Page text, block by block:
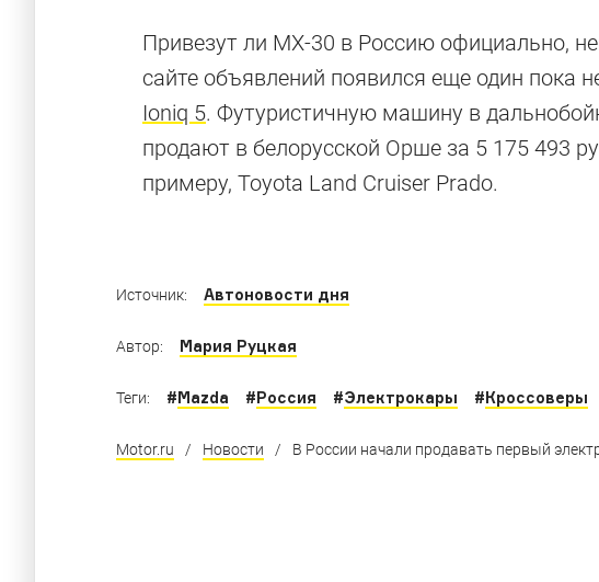
Привезут ли MX-30 в Россию официально,
сайте объявлений появился еще один пока
Ioniq 5. Футуристичную машину в
продают в белорусской Орше за 5 175 493
примеру, Toyota Land Cruiser Prado.
Электрокары
Какие электромобили продаются в России официально
Источник: Автоновости дня
Автор: Мария Руцкая
Теги: #Mazda #Россия #Электрокары #Кроссоверы
Motor.ru / Новости / В России начали продавать первый